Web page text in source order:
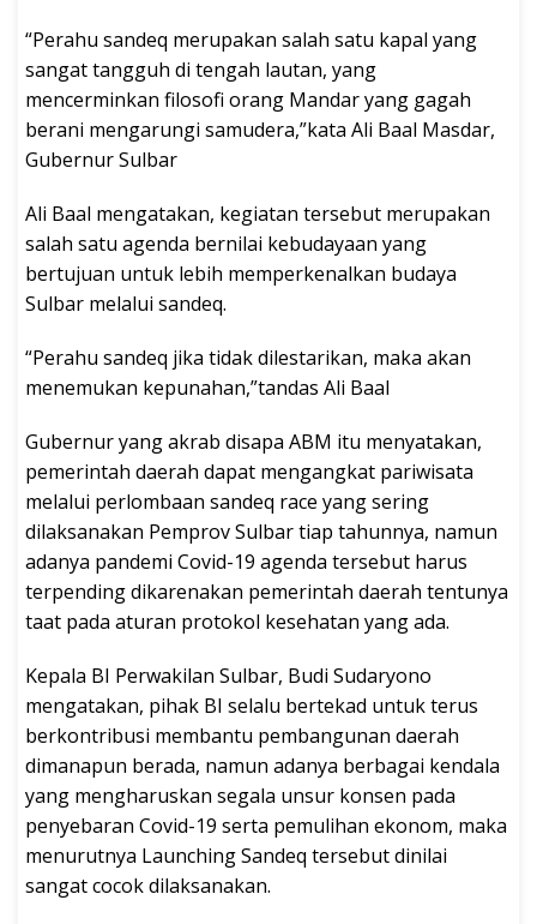
“Perahu sandeq merupakan salah satu kapal yang
sangat tangguh di tengah lautan, yang
mencerminkan filosofi orang Mandar yang gagah
berani mengarungi samudera,”kata Ali Baal Masdar,
Gubernur Sulbar
Ali Baal mengatakan, kegiatan tersebut merupakan
salah satu agenda bernilai kebudayaan yang
bertujuan untuk lebih memperkenalkan budaya
Sulbar melalui sandeq.
“Perahu sandeq jika tidak dilestarikan, maka akan
menemukan kepunahan,”tandas Ali Baal
Gubernur yang akrab disapa ABM itu menyatakan,
pemerintah daerah dapat mengangkat pariwisata
melalui perlombaan sandeq race yang sering
dilaksanakan Pemprov Sulbar tiap tahunnya, namun
adanya pandemi Covid-19 agenda tersebut harus
terpending dikarenakan pemerintah daerah tentunya
taat pada aturan protokol kesehatan yang ada.
Kepala BI Perwakilan Sulbar, Budi Sudaryono
mengatakan, pihak BI selalu bertekad untuk terus
berkontribusi membantu pembangunan daerah
dimanapun berada, namun adanya berbagai kendala
yang mengharuskan segala unsur konsen pada
penyebaran Covid-19 serta pemulihan ekonom, maka
menurutnya Launching Sandeq tersebut dinilai
sangat cocok dilaksanakan.